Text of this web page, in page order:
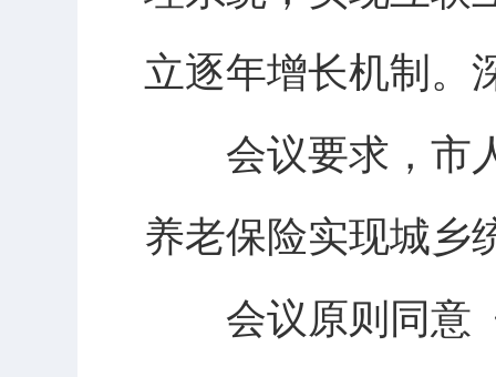
立逐年增长机制。
会议要求，市人
养老保险实现城乡
会议原则同意《